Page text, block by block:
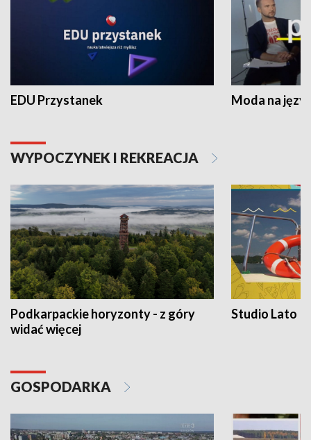
EDU Przystanek Moda na
WYPOCZYNEK I REKREACJA
Podkarpackie horyzonty - z góry
widać więcej
Studio Lato
GOSPODARKA